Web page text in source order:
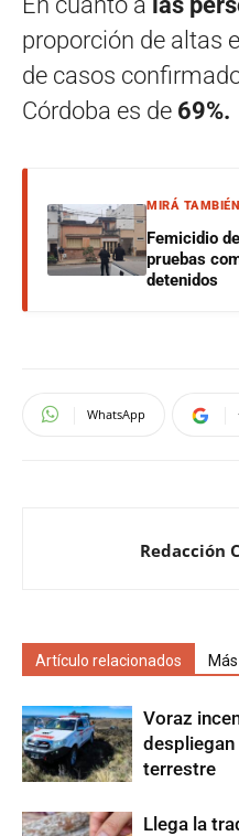
proporción de altas
de casos
Córdoba es de 69%.
MIRÁ TAMBIÉN
Femicidio
pruebas
detenidos
WhatsApp
Redacción
Artículo relacionados
Voraz
terrestre
Llega la